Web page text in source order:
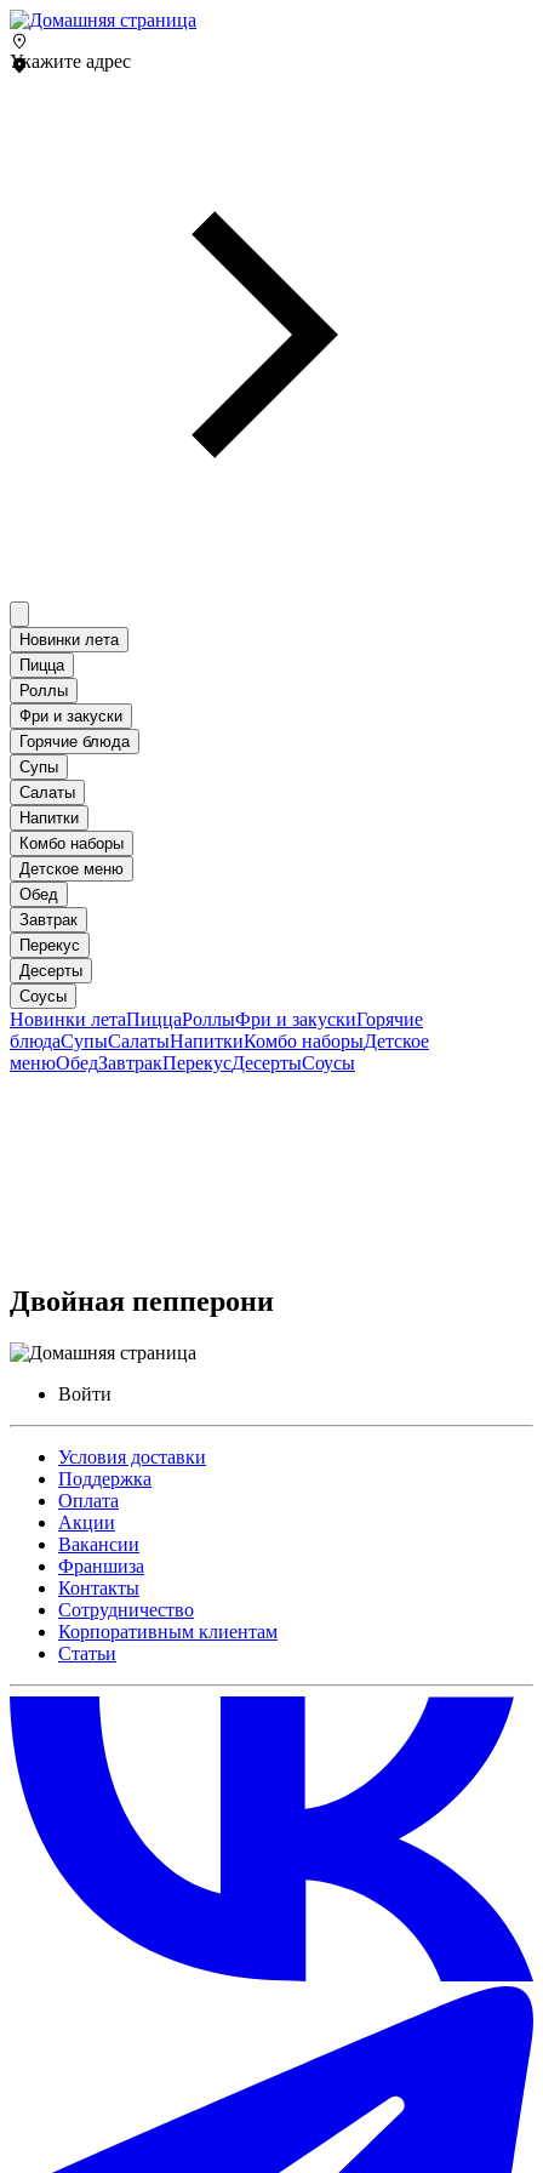
Укажите адрес
Новинки лета
Пицца
Роллы
Фри и закуски
Горячие блюда
Супы
Салаты
Напитки
Комбо наборы
Детское меню
Обед
Завтрак
Перекус
Десерты
Соусы
Новинки летаПиццаРоллыФри и закускиГорячие
блюдаСупыСалатыНапиткиКомбо наборыДетское
менюОбедЗавтракПерекусДесертыСоусы
Двойная пепперони
Войти
Условия доставки
Поддержка
Оплата
Акции
Вакансии
Франшиза
Контакты
Сотрудничество
Корпоративным клиентам
Статьи